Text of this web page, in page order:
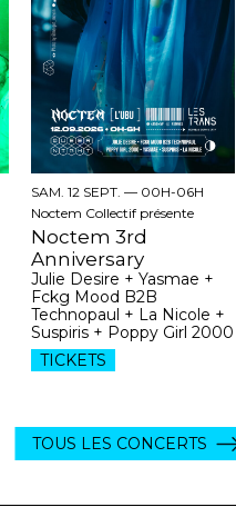
SAM. 12 SEPT. — 00H-06H
Noctem Collectif présente
Noctem 3rd
Anniversary
Julie Desire + Yasmae +
Fckg Mood B2B
Technopaul + La Nicole +
Suspiris + Poppy Girl 2000
TICKETS
TOUS LES CONCERTS